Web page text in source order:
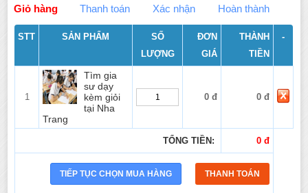
Giỏ hàng Thanh toán Xác nhận Hoàn thành
STT SẢN PHẨM
SỐ
LƯỢNG
ĐƠN
GIÁ
THÀNH
TIỀN
-
1
Tìm gia
sư dạy
kèm giỏi
tại Nha
Trang
0 đ 0 đ
TỔNG TIỀN: 0 đ